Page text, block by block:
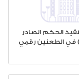
الوطنية للانتخابات رقم 74 بتنفيذ الحكم الصادر
في الطعنين رقمي